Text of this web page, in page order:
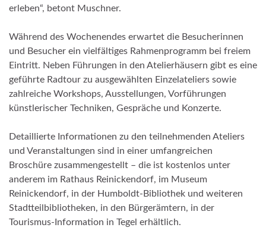
erleben“, betont Muschner.
Während des Wochenendes erwartet die Besucherinnen
und Besucher ein vielfältiges Rahmenprogramm bei freiem
Eintritt. Neben Führungen in den Atelierhäusern gibt es eine
geführte Radtour zu ausgewählten Einzelateliers sowie
zahlreiche Workshops, Ausstellungen, Vorführungen
künstlerischer Techniken, Gespräche und Konzerte.
Detaillierte Informationen zu den teilnehmenden Ateliers
und Veranstaltungen sind in einer umfangreichen
Broschüre zusammengestellt – die ist kostenlos unter
anderem im Rathaus Reinickendorf, im Museum
Reinickendorf, in der Humboldt-Bibliothek und weiteren
Stadtteilbibliotheken, in den Bürgerämtern, in der
Tourismus-Information in Tegel erhältlich.